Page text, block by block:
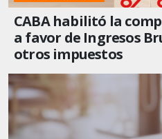
CABA habilitó la
a favor de Ingresos
otros impuestos